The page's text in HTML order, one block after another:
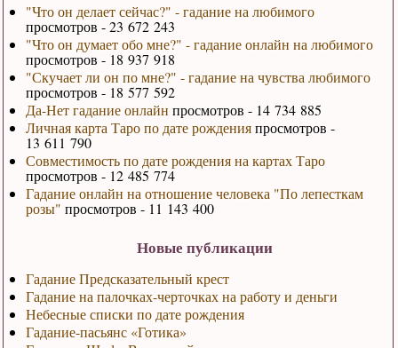
"Что он делает сейчас?" - гадание на любимого
просмотров - 23 672 243
"Что он думает обо мне?" - гадание онлайн на любимого
просмотров - 18 937 918
"Скучает ли он по мне?" - гадание на чувства любимого
просмотров - 18 577 592
Да-Нет гадание онлайн просмотров - 14 734 885
Личная карта Таро по дате рожденияпросмотров -
13 611 790
Совместимость по дате рождения на картах Таро
просмотров - 12 485 774
Гадание онлайн на отношение человека "По лепесткам
розы" просмотров - 11 143 400
Новые публикации
Гадание Предсказательный крест
Гадание на палочках-черточках на работу и деньги
Небесные списки по дате рождения
Гадание-пасьянс «Готика»